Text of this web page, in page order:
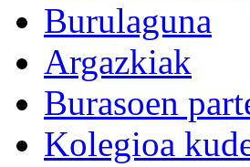
Burulaguna
Argazkiak
Burasoen
Kolegioa